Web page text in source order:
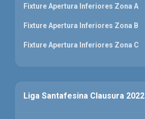
Fixture Apertura Inferiores Zona A
Fixture Apertura Inferiores Zona B
Fixture Apertura Inferiores Zona C
Liga Santafesina Clausura 2022